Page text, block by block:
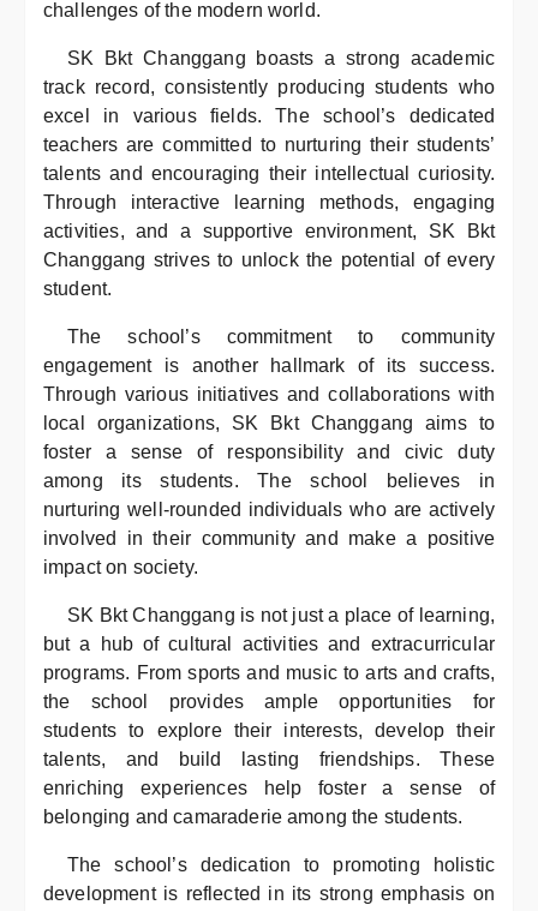
challenges of the modern world.
SK Bkt Changgang boasts a strong academic
track record, consistently producing students who
excel in various fields. The school’s dedicated
teachers are committed to nurturing their students’
talents and encouraging their intellectual curiosity.
Through interactive learning methods, engaging
activities, and a supportive environment, SK Bkt
Changgang strives to unlock the potential of every
student.
The school’s commitment to community
engagement is another hallmark of its success.
Through various initiatives and collaborations with
local organizations, SK Bkt Changgang aims to
foster a sense of responsibility and civic duty
among its students. The school believes in
nurturing well-rounded individuals who are actively
involved in their community and make a positive
impact on society.
SK Bkt Changgang is not just a place of learning,
but a hub of cultural activities and extracurricular
programs. From sports and music to arts and crafts,
the school provides ample opportunities for
students to explore their interests, develop their
talents, and build lasting friendships. These
enriching experiences help foster a sense of
belonging and camaraderie among the students.
The school’s dedication to promoting holistic
development is reflected in its strong emphasis on